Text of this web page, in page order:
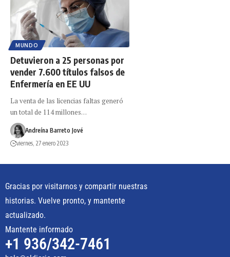
MUNDO
Detuvieron a 25 personas por
vender 7.600 títulos falsos de
Enfermería en EE UU
La venta de las licencias faltas generó
un total de 114 millones…
Andreína Barreto Jové
viernes, 27 enero 2023
Gracias por visitarnos y compartir nuestras
historias. Vuelve pronto, y mantente
actualizado.
Mantente informado
+1 936/342-7461